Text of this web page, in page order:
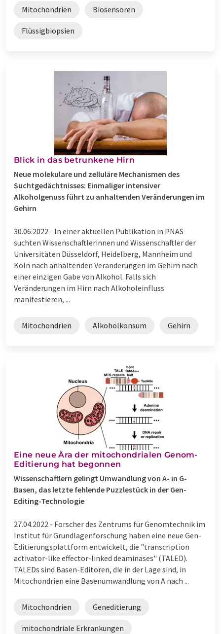
Mitochondrien Biosensoren
Flüssigbiopsien
Blick in das betrunkene Hirn
Neue molekulare und zelluläre Mechanismen des
Suchtgedächtnisses: Einmaliger intensiver
Alkoholgenuss führt zu anhaltenden Veränderungen im
Gehirn
30.06.2022 - In einer aktuellen Publikation in PNAS
suchten Wissenschaftlerinnen und Wissenschaftler der
Universitäten Düsseldorf, Heidelberg, Mannheim und
Köln nach anhaltenden Veränderungen im Gehirn nach
einer einzigen Gabe von Alkohol. Falls sich
Veränderungen im Hirn nach Alkoholeinfluss
manifestieren, ...
Mitochondrien Alkoholkonsum Gehirn
Eine neue Ära der mitochondrialen Genom-
Editierung hat begonnen
Wissenschaftlern gelingt Umwandlung von A- in G-
Basen, das letzte fehlende Puzzlestück in der Gen-
Editing-Technologie
27.04.2022 - Forscher des Zentrums für Genomtechnik im
Institut für Grundlagenforschung haben eine neue Gen-
Editierungsplattform entwickelt, die "transcription
activator-like effector-linked deaminases" (TALED).
TALEDs sind Basen-Editoren, die in der Lage sind, in
Mitochondrien eine Basenumwandlung von A nach ...
Mitochondrien Geneditierung
mitochondriale Erkrankungen